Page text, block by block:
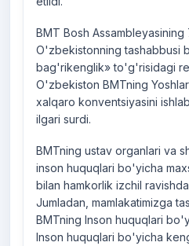
BMT Bosh
O'zbekistonning tashabbusi
bag'rikenglik» to'g'risidagi
O'zbekiston BMTning
xalqaro konventsiyasini
ilgari surdi.
BMTning ustav organlari va
inson huquqlari bo'yicha
bilan hamkorlik izchil
Jumladan, mamlakatimizga
BMTning Inson huquqlari
Inson huquqlari bo'yicha